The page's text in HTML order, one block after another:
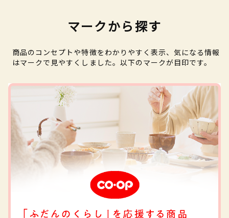
マークから探す
商品のコンセプトや特徴をわかりやすく表示、気になる情報
はマークで見やすくしました。以下のマークが目印です。